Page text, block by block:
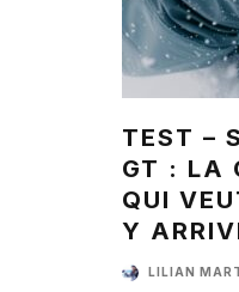
TEST –
GT : LA
QUI
Y
LILIAN